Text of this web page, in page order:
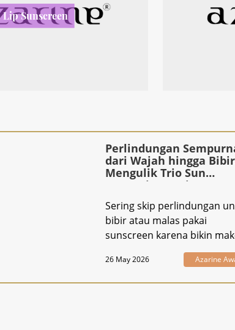
Lip Sunscreen
Perlindungan
dari Wajah hingga
Mengulik Trio Sun
Protection Fusion™
Sering skip perlindungan
bibir atau malas pakai
sunscreen karena bikin
26 May 2026 Azarine